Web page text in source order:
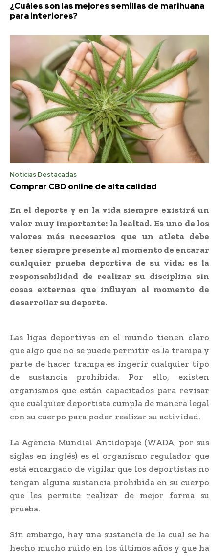
¿Cuáles son las mejores semillas de marihuana
para interiores?
Noticias Destacadas
Comprar CBD online de alta calidad
En el deporte y en la vida siempre existirá un
valor muy importante: la lealtad. Es uno de los
valores más necesarios que un atleta debe
tener siempre presente al momento de encarar
cualquier prueba deportiva de su vida; es la
responsabilidad de realizar su disciplina sin
cosas externas que influyan al momento de
desarrollar su deporte.
Las ligas deportivas en el mundo tienen claro
que algo que no se puede permitir es la trampa y
parte de hacer trampa es ingerir cualquier tipo
de sustancia prohibida. Por ello, existen
organismos que están capacitados para revisar
que cualquier deportista cumpla de manera legal
con su cuerpo para poder realizar su actividad.
La Agencia Mundial Antidopaje (WADA, por sus
siglas en inglés) es el organismo regulador que
está encargado de vigilar que los deportistas no
tengan alguna sustancia prohibida en su cuerpo
que les permite realizar de mejor forma su
prueba.
Sin embargo, hay una sustancia de la cual se ha
hecho mucho ruido en los últimos años y que ha